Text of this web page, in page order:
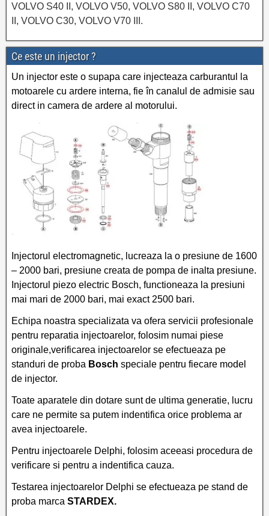
VOLVO S40 II, VOLVO V50, VOLVO S80 II, VOLVO C70
II, VOLVO C30, VOLVO V70 III.
Ce este un injector ?
Un injector este o supapa care injecteaza carburantul la
motoarele cu ardere interna, fie în canalul de admisie sau
direct in camera de ardere al motorului.
Injectorul electromagnetic, lucreaza la o presiune de 1600
– 2000 bari, presiune creata de pompa de inalta presiune.
Injectorul piezo electric Bosch, functioneaza la presiuni
mai mari de 2000 bari, mai exact 2500 bari.
Echipa noastra specializata va ofera servicii profesionale
pentru reparatia injectoarelor, folosim numai piese
originale,verificarea injectoarelor se efectueaza pe
standuri de proba Bosch speciale pentru fiecare model
de injector.
Toate aparatele din dotare sunt de ultima generatie, lucru
care ne permite sa putem indentifica orice problema ar
avea injectoarele.
Pentru injectoarele Delphi, folosim aceeasi procedura de
verificare si pentru a indentifica cauza.
Testarea injectoarelor Delphi se efectueaza pe stand de
proba marca STARDEX.